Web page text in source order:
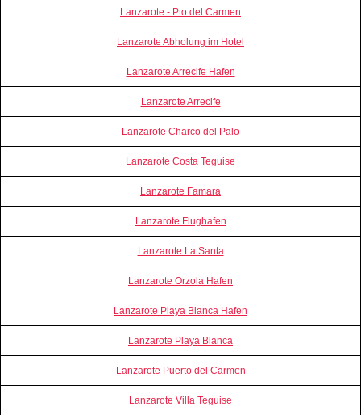
Lanzarote - Pto.del Carmen
Lanzarote Abholung im Hotel
Lanzarote Arrecife Hafen
Lanzarote Arrecife
Lanzarote Charco del Palo
Lanzarote Costa Teguise
Lanzarote Famara
Lanzarote Flughafen
Lanzarote La Santa
Lanzarote Orzola Hafen
Lanzarote Playa Blanca Hafen
Lanzarote Playa Blanca
Lanzarote Puerto del Carmen
Lanzarote Villa Teguise